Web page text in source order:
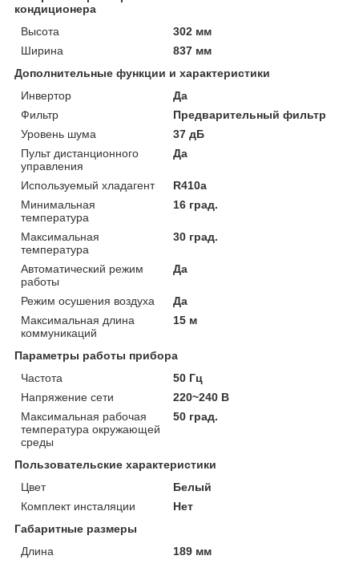
кондиционера
Высота
302 мм
Ширина
837 мм
Дополнительные функции и характеристики
Инвертор
Да
Фильтр
Предварительный фильтр
Уровень шума
37 дБ
Пульт дистанционного
управления
Да
Используемый хладагент
R410a
Минимальная
температура
16 град.
Максимальная
температура
30 град.
Автоматический режим
работы
Да
Режим осушения воздуха
Да
Максимальная длина
коммуникаций
15 м
Параметры работы прибора
Частота
50 Гц
Напряжение сети
220~240 В
Максимальная рабочая
температура окружающей
среды
50 град.
Пользовательские характеристики
Цвет
Белый
Комплект инсталяции
Нет
Габаритные размеры
Длина
189 мм